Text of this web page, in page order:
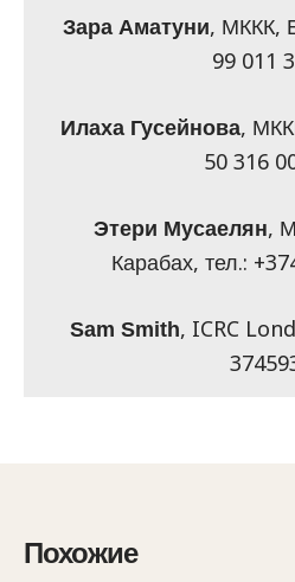
Зара Аматуни, МККК,
99 011
Илаха Гусейнова,
50 316
Этери Мусаелян,
Карабах, тел.:
Sam Smith, ICRC
Похожие